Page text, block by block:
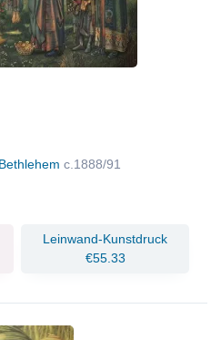
c.1888/91
Leinwand-Kunstdruck
€55.33